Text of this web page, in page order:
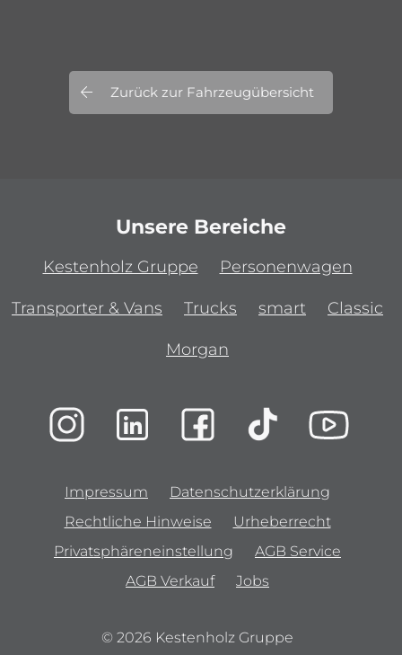
Zurück zur Fahrzeugübersicht
Unsere Bereiche
Kestenholz Gruppe Personenwagen
Transporter & Vans Trucks smart Classic
Morgan
Impressum
Datenschutzerklärung
Rechtliche Hinweise
Urheberrecht
Privatsphäreneinstellung
AGB Service
AGB Verkauf
Jobs
© 2026 Kestenholz Gruppe